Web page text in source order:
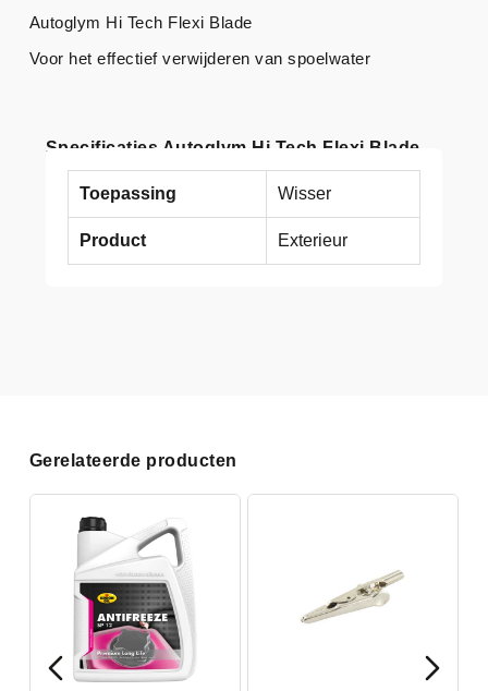
Specificaties Autoglym Hi Tech Flexi Blade
Toepassing Wisser
Product Exterieur
Autoglym Hi Tech Flexi Blade
Voor het effectief verwijderen van spoelwater
Gerelateerde producten